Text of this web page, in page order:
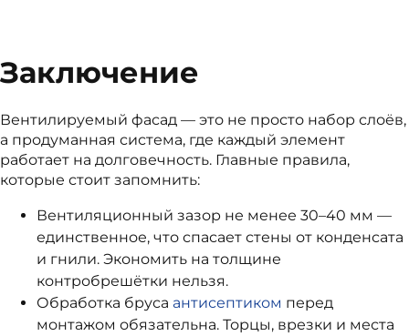
Заключение
Вентилируемый фасад — это не просто набор слоёв,
а продуманная система, где каждый элемент
работает на долговечность. Главные правила,
которые стоит запомнить:
Вентиляционный зазор не менее 30–40 мм —
единственное, что спасает стены от конденсата
и гнили. Экономить на толщине
контробрешётки нельзя.
Обработка бруса антисептиком перед
монтажом обязательна. Торцы, врезки и места